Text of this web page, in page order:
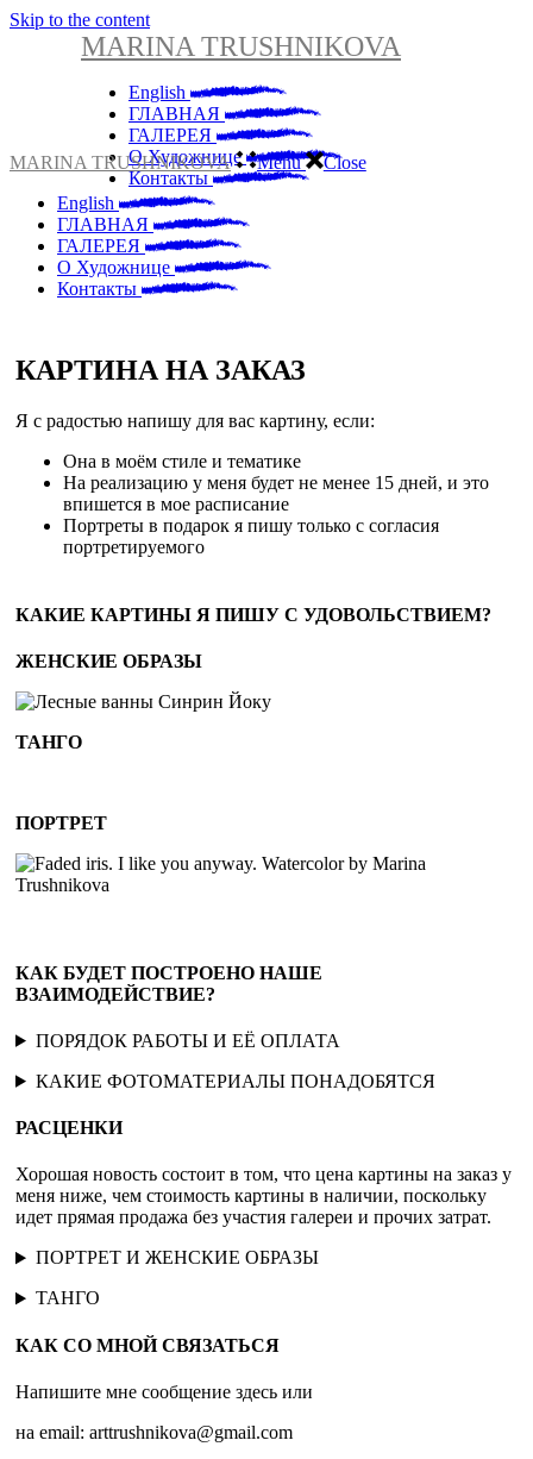
Skip to the content
MARINA TRUSHNIKOVA
English
ГЛАВНАЯ
ГАЛЕРЕЯ
О Художнице
Контакты
MARINA TRUSHNIKOVA Menu
Close
English
ГЛАВНАЯ
ГАЛЕРЕЯ
О Художнице
Контакты
КАРТИНА НА ЗАКАЗ
Я с радостью напишу для вас картину, если:
Она в моём стиле и тематике
На реализацию у меня будет не менее 15 дней, и это
впишется в мое расписание
Портреты в подарок я пишу только с согласия
портретируемого
КАКИЕ КАРТИНЫ Я ПИШУ С УДОВОЛЬСТВИЕМ?
ЖЕНСКИЕ ОБРАЗЫ
ТАНГО
ПОРТРЕТ
КАК БУДЕТ ПОСТРОЕНО НАШЕ
ВЗАИМОДЕЙСТВИЕ?
ПОРЯДОК РАБОТЫ И ЕЁ ОПЛАТА
КАКИЕ ФОТОМАТЕРИАЛЫ ПОНАДОБЯТСЯ
РАСЦЕНКИ
Хорошая новость состоит в том, что цена картины на заказ у
меня ниже, чем стоимость картины в наличии, поскольку
идет прямая продажа без участия галереи и прочих затрат.
ПОРТРЕТ И ЖЕНСКИЕ ОБРАЗЫ
ТАНГО
КАК СО МНОЙ СВЯЗАТЬСЯ
Напишите мне сообщение здесь или
на email: arttrushnikova@gmail.com